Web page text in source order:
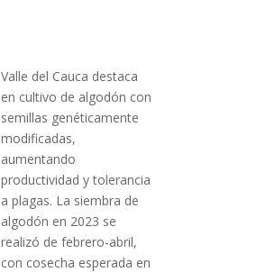
Valle del Cauca destaca
en cultivo de algodón con
semillas genéticamente
modificadas,
aumentando
productividad y tolerancia
a plagas. La siembra de
algodón en 2023 se
realizó de febrero-abril,
con cosecha esperada en